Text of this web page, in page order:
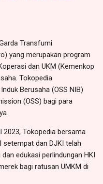
Transfumi
yang merupakan program
dan UKM (Kemenkop
Tokopedia
Berusaha (OSS NIB)
(OSS) bagi para
2023, Tokopedia bersama
setempat dan DJKI telah
edukasi perlindungan HKI
bagi ratusan UMKM di